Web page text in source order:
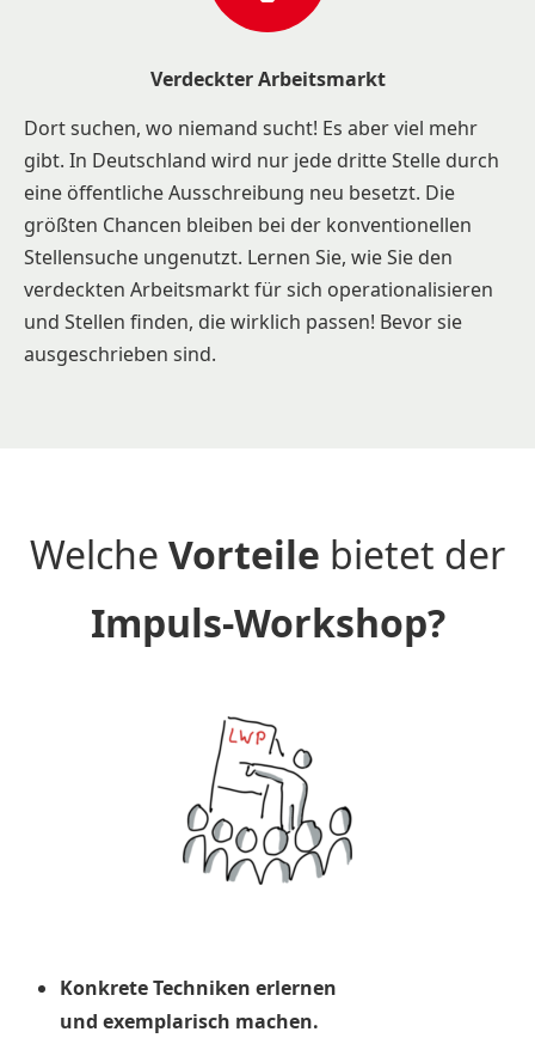
Verdeckter Arbeitsmarkt
Dort suchen, wo niemand sucht! Es aber viel mehr
gibt. In Deutschland wird nur jede dritte Stelle durch
eine öffentliche Ausschreibung neu besetzt. Die
größten Chancen bleiben bei der konventionellen
Stellensuche ungenutzt. Lernen Sie, wie Sie den
verdeckten Arbeitsmarkt für sich operationalisieren
und Stellen finden, die wirklich passen! Bevor sie
ausgeschrieben sind.
Welche Vorteile bietet der
Impuls-Workshop?
Konkrete Techniken erlernen
und exemplarisch machen.